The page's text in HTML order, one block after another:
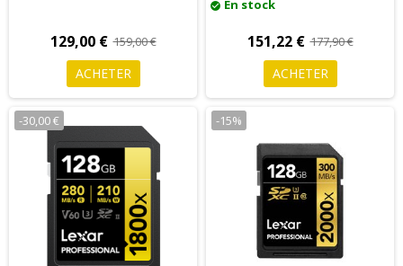
129,00 € 159,00 €
ACHETER
check_circle En stock
151,22 € 177,90 €
ACHETER
-30,00 € -15%